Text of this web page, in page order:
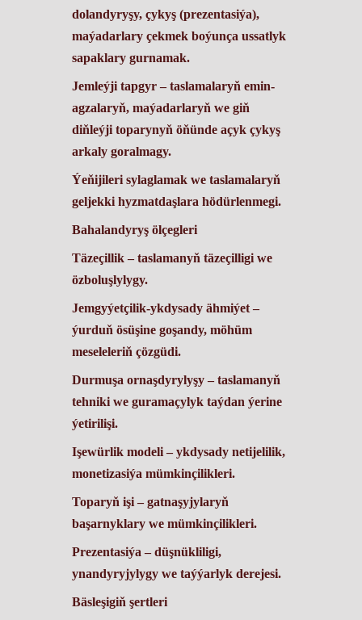
dolandyryşy, çykyş (prezentasiýa),
maýadarlary çekmek boýunça ussatlyk
sapaklary gurnamak.
Jemleýji tapgyr – taslamalaryň emin-
agzalaryň, maýadarlaryň we giň
diňleýji toparynyň öňünde açyk çykyş
arkaly goralmagy.
Ýeňijileri sylaglamak we taslamalaryň
geljekki hyzmatdaşlara hödürlenmegi.
Bahalandyryş ölçegleri
Täzeçillik – taslamanyň täzeçilligi we
özboluşlylygy.
Jemgyýetçilik-ykdysady ähmiýet –
ýurduň ösüşine goşandy, möhüm
meseleleriň çözgüdi.
Durmuşa ornaşdyrylyşy – taslamanyň
tehniki we guramaçylyk taýdan ýerine
ýetirilişi.
Işewürlik modeli – ykdysady netijelilik,
monetizasiýa mümkinçilikleri.
Toparyň işi – gatnaşyjylaryň
başarnyklary we mümkinçilikleri.
Prezentasiýa – düşnükliligi,
ynandyryjylygy we taýýarlyk derejesi.
Bäsleşigiň şertleri